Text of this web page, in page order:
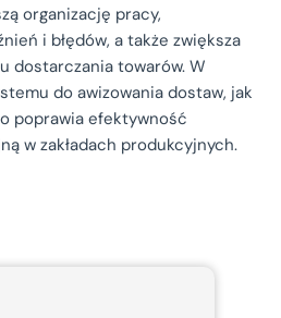
organizację pracy,
i błędów, a także zwiększa
dostarczania towarów. W
do awizowania dostaw, jak
poprawia efektywność
w zakładach produkcyjnych.